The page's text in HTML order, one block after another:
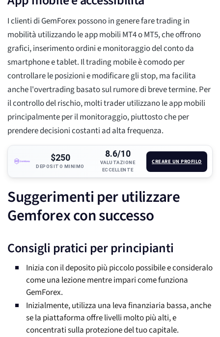
I clienti di GemForex possono in genere fare trading in
mobilità utilizzando le app mobili MT4 o MT5, che offrono
grafici, inserimento ordini e monitoraggio del conto da
smartphone e tablet. Il trading mobile è comodo per
controllare le posizioni e modificare gli stop, ma facilita
anche l'overtrading basato sul rumore di breve termine. Per
il controllo del rischio, molti trader utilizzano le app mobili
principalmente per il monitoraggio, piuttosto che per
prendere decisioni costanti ad alta frequenza.
$250
DEPOSITO MINIMO
8.6/10
VALUTAZIONE
ECCELLENTE
CREARE UN PROFILO
Suggerimenti per utilizzare
Gemforex con successo
Consigli pratici per principianti
Inizia con il deposito più piccolo possibile e consideralo
come una lezione mentre impari come funziona
GemForex.
Inizialmente, utilizza una leva finanziaria bassa, anche
se la piattaforma offre livelli molto più alti, e
concentrati sulla protezione del tuo capitale.